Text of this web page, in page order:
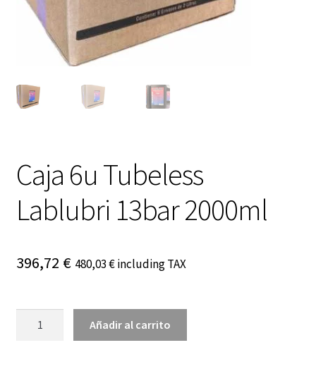
Caja 6u Tubeless
Lablubri 13bar 2000ml
396,72 € 480,03€including TAX
Añadir al carrito